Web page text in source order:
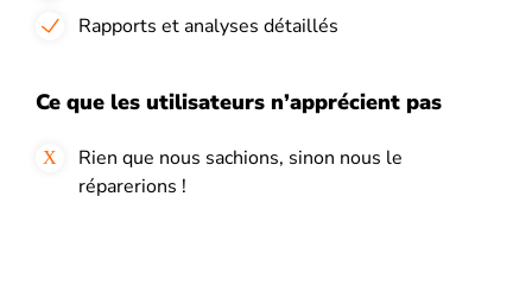
Rapports et analyses détaillés
Ce que les utilisateurs n’apprécient pas
Rien que nous sachions, sinon nous le
réparerions !